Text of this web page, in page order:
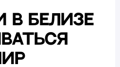
в Белизе